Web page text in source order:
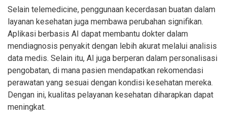
Selain telemedicine, penggunaan kecerdasan buatan dalam
layanan kesehatan juga membawa perubahan signifikan.
Aplikasi berbasis AI dapat membantu dokter dalam
mendiagnosis penyakit dengan lebih akurat melalui analisis
data medis. Selain itu, AI juga berperan dalam personalisasi
pengobatan, di mana pasien mendapatkan rekomendasi
perawatan yang sesuai dengan kondisi kesehatan mereka.
Dengan ini, kualitas pelayanan kesehatan diharapkan dapat
meningkat.